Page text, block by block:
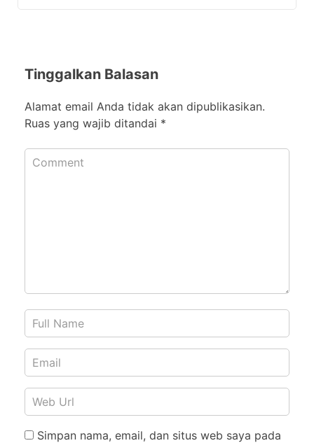
Tinggalkan Balasan
Alamat email Anda tidak akan dipublikasikan.
Ruas yang wajib ditandai *
Simpan nama, email, dan situs web saya pada